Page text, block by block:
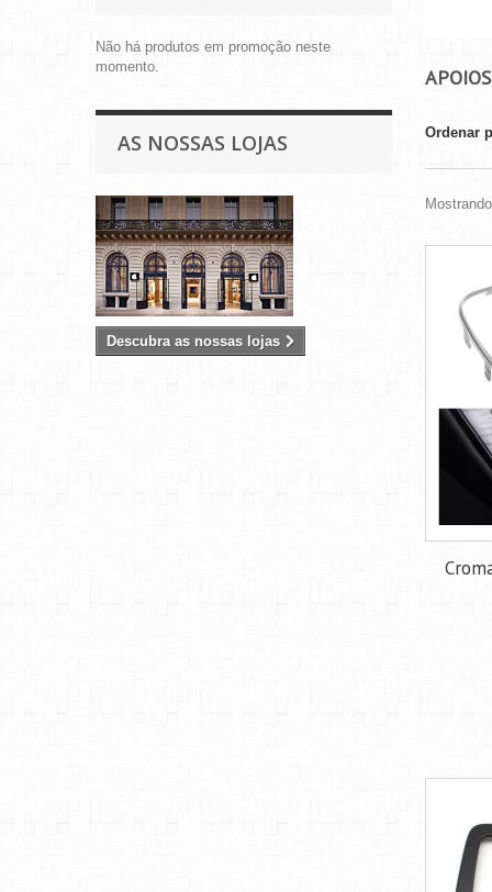
Não há produtos em promoção neste
momento.
AS NOSSAS LOJAS
Descubra as nossas lojas
Ordenar